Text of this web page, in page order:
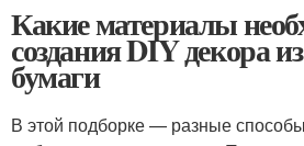
Какие материалы
создания DIY декора
бумаги
В этой подборке — разные